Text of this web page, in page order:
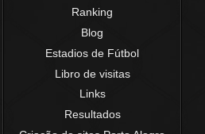
Ranking
Blog
Estadios de Fútbol
Libro de visitas
Links
Resultados